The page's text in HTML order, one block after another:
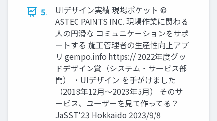
5.
UIデザイン実績 現場ポケット ©
ASTEC PAINTS INC. 現場作業に関わる
人の円滑な コミュニケーションをサポ
ートする 施工管理者の生産性向上アプ
リ gempo.info https:// 2022年度グッ
ドデザイン賞（システム・サービス部
門） ・UIデザイン を手がけました
（2018年12月〜2023年5月） そのサ
ービス、ユーザーを見て作ってる？｜
JaSST'23 Hokkaido 2023/9/8